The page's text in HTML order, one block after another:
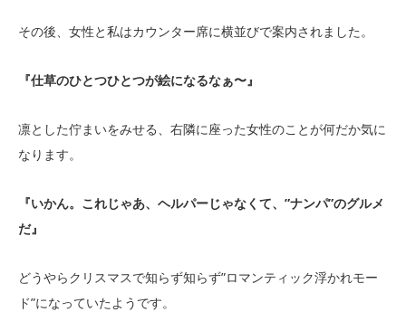
その後、女性と私はカウンター席に横並びで案内されました。
『仕草のひとつひとつが絵になるなぁ〜』
凛とした佇まいをみせる、右隣に座った女性のことが何だか気に
なります。
『いかん。これじゃあ、ヘルパーじゃなくて、”ナンパ”のグルメ
だ』
どうやらクリスマスで知らず知らず”ロマンティック浮かれモー
ド”になっていたようです。